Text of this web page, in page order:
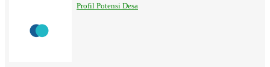
Profil Potensi Desa